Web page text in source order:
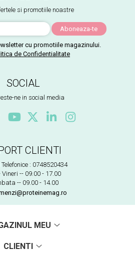
si promotiile noastre
cu promotiile magazinului.
de Confidentialitate
SOCIAL
ne in social media
CLIENTI
Telefonice : 0748520434
Vineri -- 09.00 - 17.00
-- 09.00 - 14.00
MEU
CLIENTI